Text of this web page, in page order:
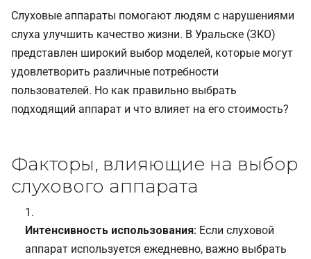
Слуховые аппараты помогают людям с нарушениями
слуха улучшить качество жизни. В Уральске (ЗКО)
представлен широкий выбор моделей, которые могут
удовлетворить различные потребности
пользователей. Но как правильно выбрать
подходящий аппарат и что влияет на его стоимость?
Факторы, влияющие на выбор
слухового аппарата
Интенсивность использования: Если слуховой
аппарат используется ежедневно, важно выбрать